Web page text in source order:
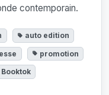
contemporain.
auto edition
promotion
Booktok